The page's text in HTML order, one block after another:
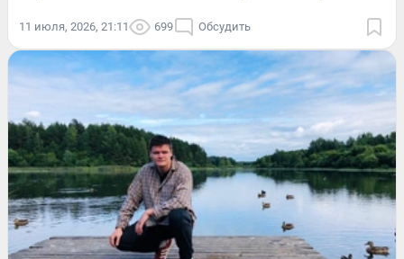
11 июля, 2026, 21:11 699 Обсудить